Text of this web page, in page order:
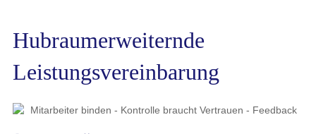
Hubraumerweiternde
Leistungsvereinbarung